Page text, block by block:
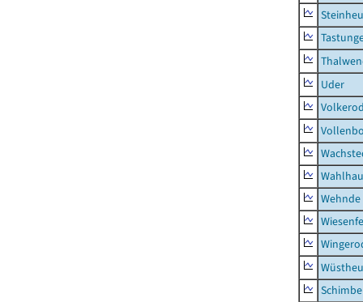
Uder
Wehnde